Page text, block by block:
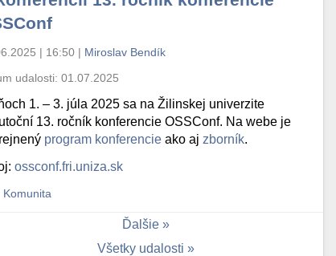
| 16:50 | Miroslav Bendík
udalosti:01.07.2025
1. – 3. júla 2025 sa na Žilinskej univerzite
13. ročník konferencie OSSConf. Na webe je
program konferencie ako aj zborník.
ossconf.fri.uniza.sk
Komunita
Ďalšie
Všetky udalosti